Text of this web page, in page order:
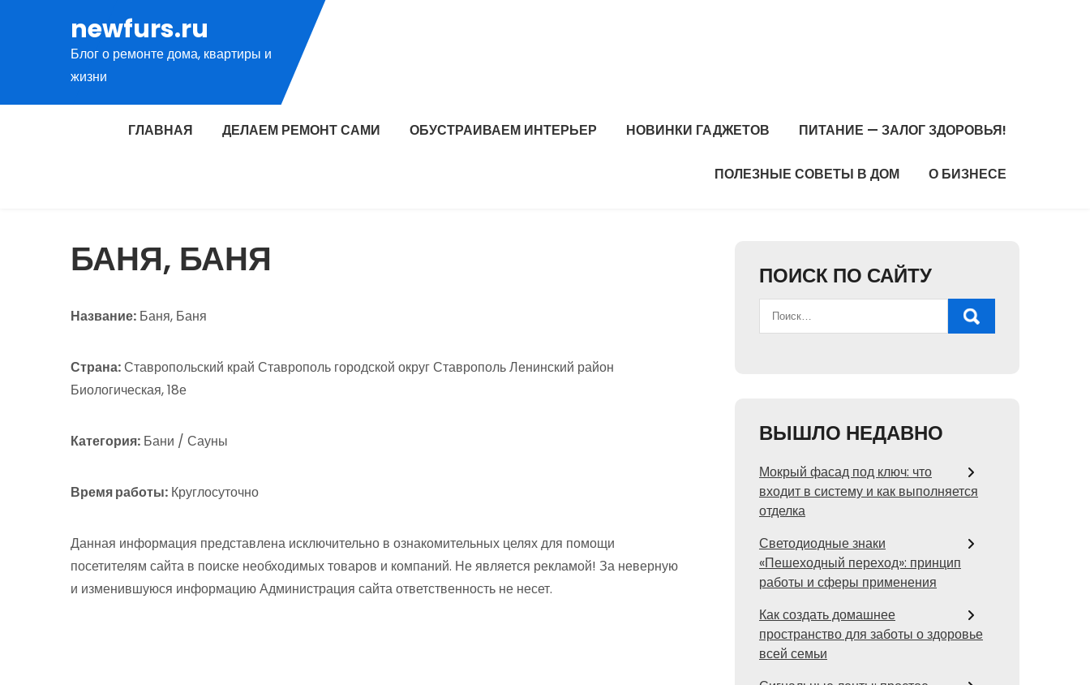
содержимому
newfurs.ru
Блог о ремонте дома, квартиры и
жизни
ГЛАВНАЯ ДЕЛАЕМ РЕМОНТ САМИ ОБУСТРАИВАЕМ ИНТЕРЬЕР НОВИНКИ ГАДЖЕТОВ ПИТАНИЕ — ЗАЛОГ ЗДОРОВЬЯ!
ПОЛЕЗНЫЕ СОВЕТЫ В ДОМ О БИЗНЕСЕ
БАНЯ, БАНЯ
Название: Баня, Баня
Страна:Ставропольский край Ставрополь городской округ Ставрополь Ленинский район
Биологическая, 18е
Категория: Бани / Сауны
Время работы: Круглосуточно
Данная информация представлена исключительно в ознакомительных целях для помощи
посетителям сайта в поиске необходимых товаров и компаний. Не является рекламой! За неверную
и изменившуюся информацию Администрация сайта ответственность не несет.
ПОИСК ПО САЙТУ
ВЫШЛО НЕДАВНО
Мокрый фасад под ключ: что
входит в систему и как выполняется
отделка
Светодиодные знаки
«Пешеходный переход»: принцип
работы и сферы применения
Как создать домашнее
пространство для заботы о здоровье
всей семьи